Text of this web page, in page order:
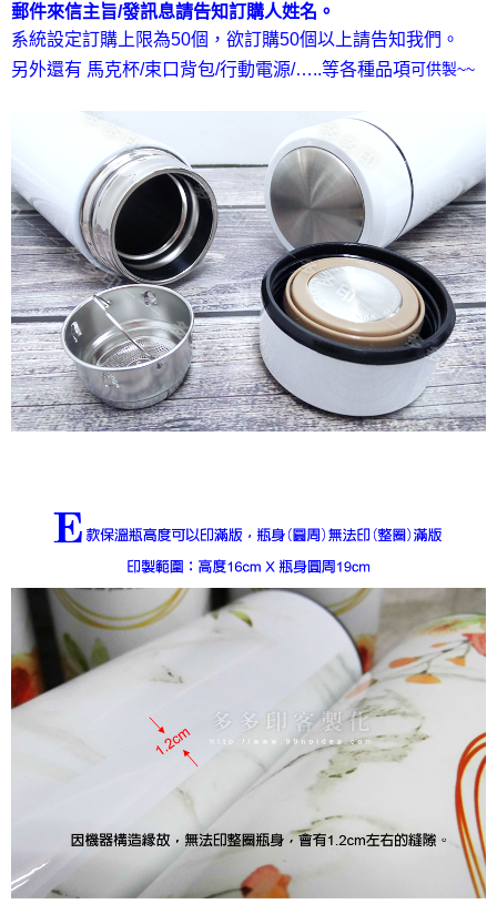
３．未成年的使用者請事先徵得法定代理人或監護人之同意方可使用
「AFTEE先享後付」，若未經同意申辦者引起之損失，本公司不負相關責
任。
４．使用「AFTEE先享後付」時，將依據個別帳號之用戶狀況，依本公司即
請求用戶進行身份認證。
５．嚴禁一人註冊多個帳號或使用他人資訊註冊。若發現惡意使用之情形，
恩沛科技股份有限公司將有權停止該用戶之使用額度並採取法律行動。
郵件來信主旨/發訊息請告知訂購人姓名 。
系統設定訂購上限為50個，欲訂購50個以上請告知我們。
另外還有 馬克杯/束口背包/行動電源/…..等各種品項可供製~~